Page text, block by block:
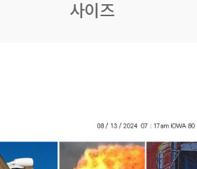
사이즈